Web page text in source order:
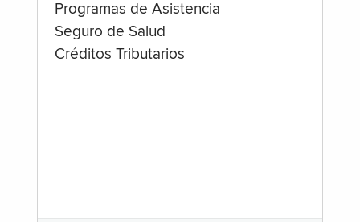
Programas de Asistencia
Seguro de Salud
Créditos Tributarios